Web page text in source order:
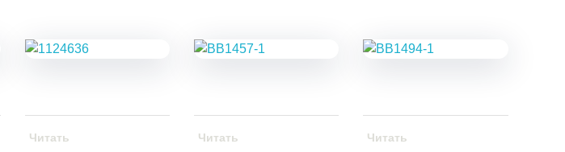
Читать Читать Читать